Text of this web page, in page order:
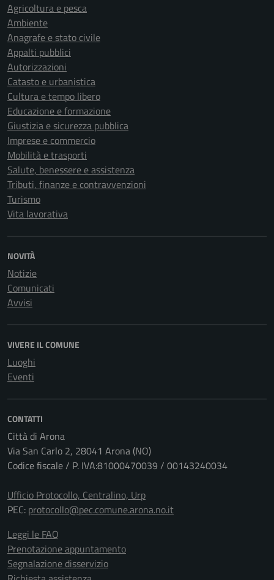
Agricoltura e pesca
Ambiente
Anagrafe e stato civile
Appalti pubblici
Autorizzazioni
Catasto e urbanistica
Cultura e tempo libero
Educazione e formazione
Giustizia e sicurezza pubblica
Imprese e commercio
Mobilità e trasporti
Salute, benessere e assistenza
Tributi, finanze e contravvenzioni
Turismo
Vita lavorativa
NOVITÀ
Notizie
Comunicati
Avvisi
VIVERE IL COMUNE
Luoghi
Eventi
CONTATTI
Città di Arona
Via San Carlo 2, 28041 Arona (NO)
Codice fiscale / P. IVA:81000470039 / 00143240034
Ufficio Protocollo, Centralino, Urp
PEC: protocollo@pec.comune.arona.no.it
Leggi le FAQ
Prenotazione appuntamento
Segnalazione disservizio